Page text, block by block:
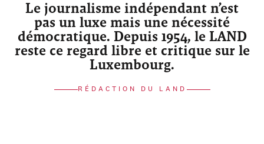
Le journalisme indépendant n’est
pas un luxe mais une nécessité
démocratique. Depuis 1954, le LAND
reste ce regard libre et critique sur le
Luxembourg.
RÉDACTION DU LAND